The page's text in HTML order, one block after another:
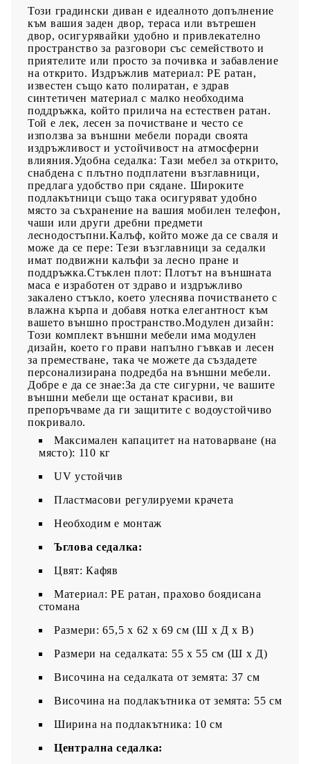
Този градински диван е идеалното допълнение
към вашия заден двор, тераса или вътрешен
двор, осигурявайки удобно и привлекателно
пространство за разговори със семейството и
приятелите или просто за почивка и забавление
на открито. Издръжлив материал: PE ратан,
известен също като полиратан, е здрав
синтетичен материал с малко необходима
поддръжка, който прилича на естествен ратан.
Той е лек, лесен за почистване и често се
използва за външни мебели поради своята
издръжливост и устойчивост на атмосферни
влияния.Удобна седалка: Тази мебел за открито,
снабдена с плътно подплатени възглавници,
предлага удобство при сядане. Широките
подлакътници също така осигуряват удобно
място за съхранение на вашия мобилен телефон,
чаши или други дребни предмети
леснодостъпни.Калъф, който може да се сваля и
може да се пере: Тези възглавници за седалки
имат подвижни калъфи за лесно пране и
поддръжка.Стъклен плот: Плотът на външната
маса е изработен от здраво и издръжливо
закалено стъкло, което улеснява почистването с
влажна кърпа и добавя нотка елегантност към
вашето външно пространство.Модулен дизайн:
Този комплект външни мебели има модулен
дизайн, което го прави напълно гъвкав и лесен
за преместване, така че можете да създадете
персонализирана подредба на външни мебели.
Добре е да се знае:За да сте сигурни, че вашите
външни мебели ще останат красиви, ви
препоръчваме да ги защитите с водоустойчиво
покривало.
Максимален капацитет на натоварване (на
място): 110 кг
UV устойчив
Пластмасови регулируеми крачета
Необходим е монтаж
Ъглова седалка:
Цвят: Кафяв
Материал: PE ратан, прахово боядисана
стомана
Размери: 65,5 x 62 x 69 см (Ш x Д x В)
Размери на седалката: 55 x 55 cм (Ш x Д)
Височина на седалката от земята: 37 см
Височина на подлакътника от земята: 55 см
Ширина на подлакътника: 10 см
Централна седалка: